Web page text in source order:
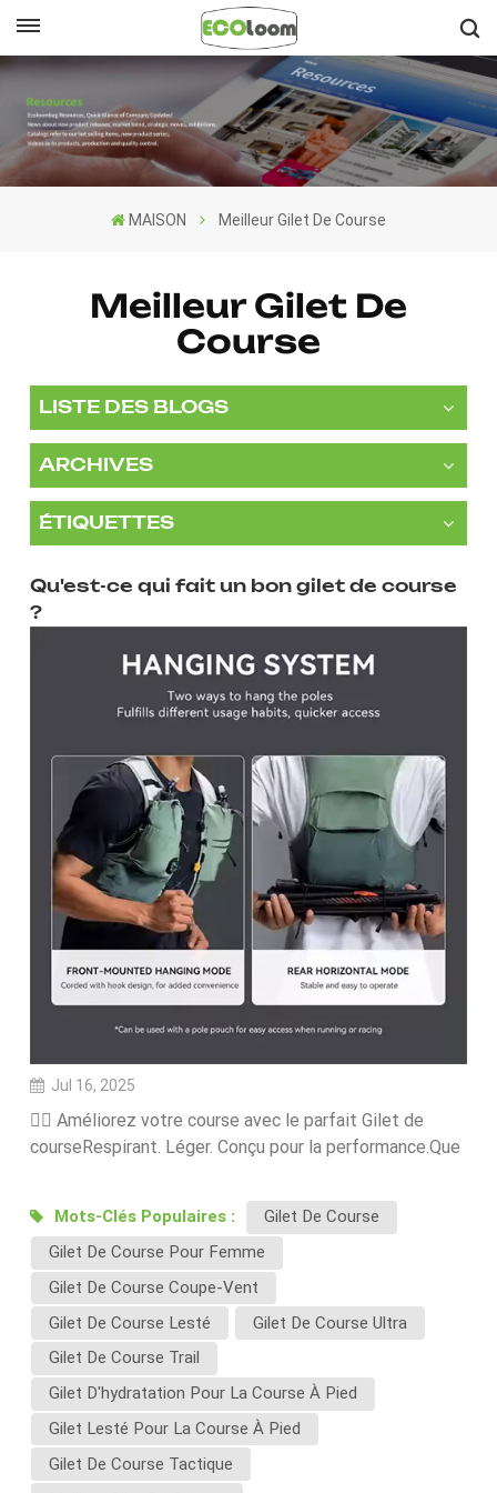
English
Français
MAISON Meilleur Gilet De Course
Meilleur Gilet De
Course
LISTE DES BLOGS
ARCHIVES
ÉTIQUETTES
Qu'est-ce qui fait un bon gilet de course
?
Jul 16, 2025
🏃‍♀️ Améliorez votre course avec le parfait Gilet de
courseRespirant. Léger. Conçu pour la performance.Que
chevronné, un équipement adapté peut faire toute la
différence. Chez Ecoloombag, nos gilets de course
sont soigneusement conçus pour offrir un confort, une
stabilité et une fonctionnalité inégalés, pour que vous
puissiez vous concentrer sur votre rythme, et non sur
votre sac.🔍 Qu'est-ce qui fait un grand Gilet de course?
1. Tissu haute performanceNous utilisons des tissus
techniques qui évacuent l'humidité, sèchent rapidement
et résistent aux odeurs pour vous garder au sec et à
l'aise, même lors de vos courses longue distance.
Nombre de nos gilets sont fabriqués en polyester
Mots-Clés Populaires :
Gilet De Course
Gilet De Course Pour Femme
Gilet De Course Coupe-Vent
Gilet De Course Lesté
Gilet De Course Ultra
Gilet De Course Trail
Gilet D'hydratation Pour La Course À Pied
Gilet Lesté Pour La Course À Pied
Gilet De Course Tactique